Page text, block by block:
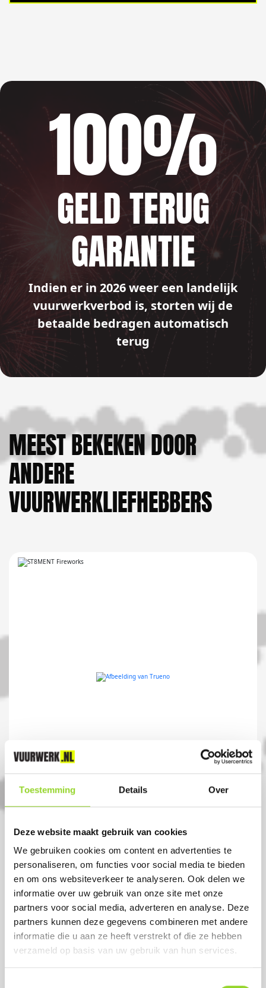
Toestemming Details Over
Deze website maakt gebruik van cookies
We gebruiken cookies om content en advertenties te
personaliseren, om functies voor social media te bieden
en om ons websiteverkeer te analyseren. Ook delen we
informatie over uw gebruik van onze site met onze
partners voor social media, adverteren en analyse. Deze
partners kunnen deze gegevens combineren met andere
informatie die u aan ze heeft verstrekt of die ze hebben
verzameld op basis van uw gebruik van hun services.
100%
GELD TERUG
GARANTIE
Indien er in 2026 weer een landelijk
vuurwerkverbod is, storten wij de
betaalde bedragen automatisch
terug
MEEST BEKEKEN DOOR
ANDERE
VUURWERKLIEFHEBBERS
TRUENO
200 shots 20mm compound
Artikelnummer: DE8067
€ 169,- € 149,-